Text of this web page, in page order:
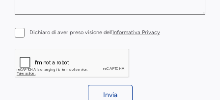
Dichiaro di aver preso visione dell’Informativa Privacy
Invia